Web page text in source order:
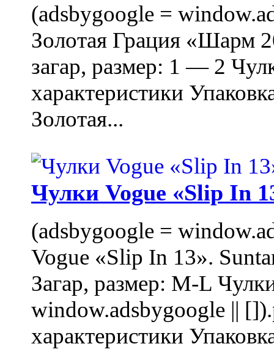
(adsbygoogle =
Золотая Грация «Шарм
загар, размер: 1 — 2
характеристики
Золотая...
Чулки Vogue «Slip In
(adsbygoogle =
Vogue «Slip In 13».
Загар, размер: M-L
window.adsbygoogle ||
характеристики